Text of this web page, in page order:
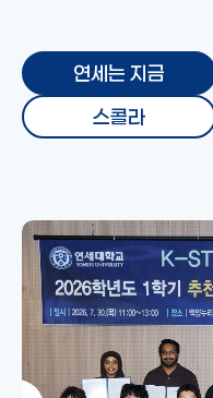
연세는 지금
스콜라